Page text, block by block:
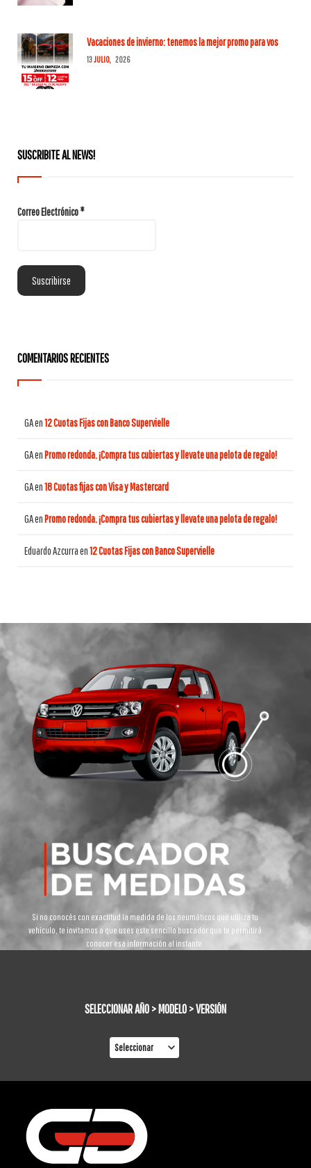
Vacaciones de invierno: tenemos la mejor promo para vos
13JULIO, 2026
SUSCRIBITE AL NEWS!
Correo Electrónico*
COMENTARIOS RECIENTES
GAen12 Cuotas Fijas con Banco Supervielle
GAenPromo redonda. ¡Compra tus cubiertas y llevate una pelota de regalo!
GAen18 Cuotas fijas con Visa y Mastercard
GAenPromo redonda. ¡Compra tus cubiertas y llevate una pelota de regalo!
Eduardo Azcurraen12 Cuotas Fijas con Banco Supervielle
Si no conocés con exactitud la medida de los neumáticos que utiliza tu
vehículo, te invitamos a que uses este sencillo buscador que te permitirá
conocer esa información al instante.
SELECCIONAR AÑO > MODELO > VERSIÓN